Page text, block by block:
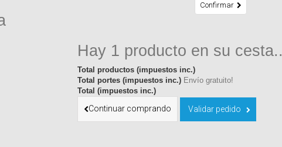
Confirmar
Hay 1 producto en su cesta..
Total productos (impuestos inc.)
Total portes (impuestos inc.) Envío gratuito!
Total (impuestos inc.)
Continuar comprando Validar pedido